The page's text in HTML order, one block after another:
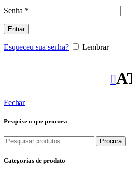
Senha *
Entrar
Esqueceu sua senha? Lembrar
Fechar
Pesquise o que procura
Procura
Categorias de produto